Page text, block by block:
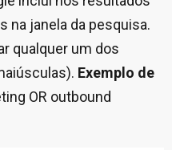
na janela da pesquisa.
qualquer um dos
Exemplo de
OR outbound